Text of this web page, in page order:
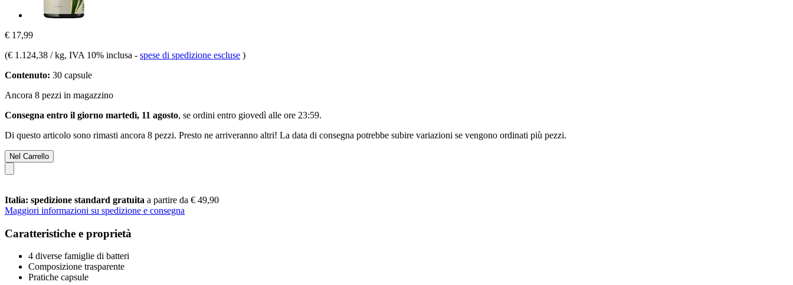
€ 17,99
(€ 1.124,38 / kg, IVA 10% inclusa - spese di spedizione escluse )
Contenuto: 30 capsule
Ancora 8 pezzi in magazzino
Consegna entro il giorno martedì, 11 agosto, se ordini entro giovedì alle ore 23:59.
Di questo articolo sono rimasti ancora 8 pezzi. Presto ne arriveranno altri! La data di consegna potrebbe subire variazioni se vengono ordinati più pezzi.
Nel Carrello
Italia: spedizione standard gratuita a partire da € 49,90
Maggiori informazioni su spedizione e consegna
Caratteristiche e proprietà
4 diverse famiglie di batteri
Composizione trasparente
Pratiche capsule